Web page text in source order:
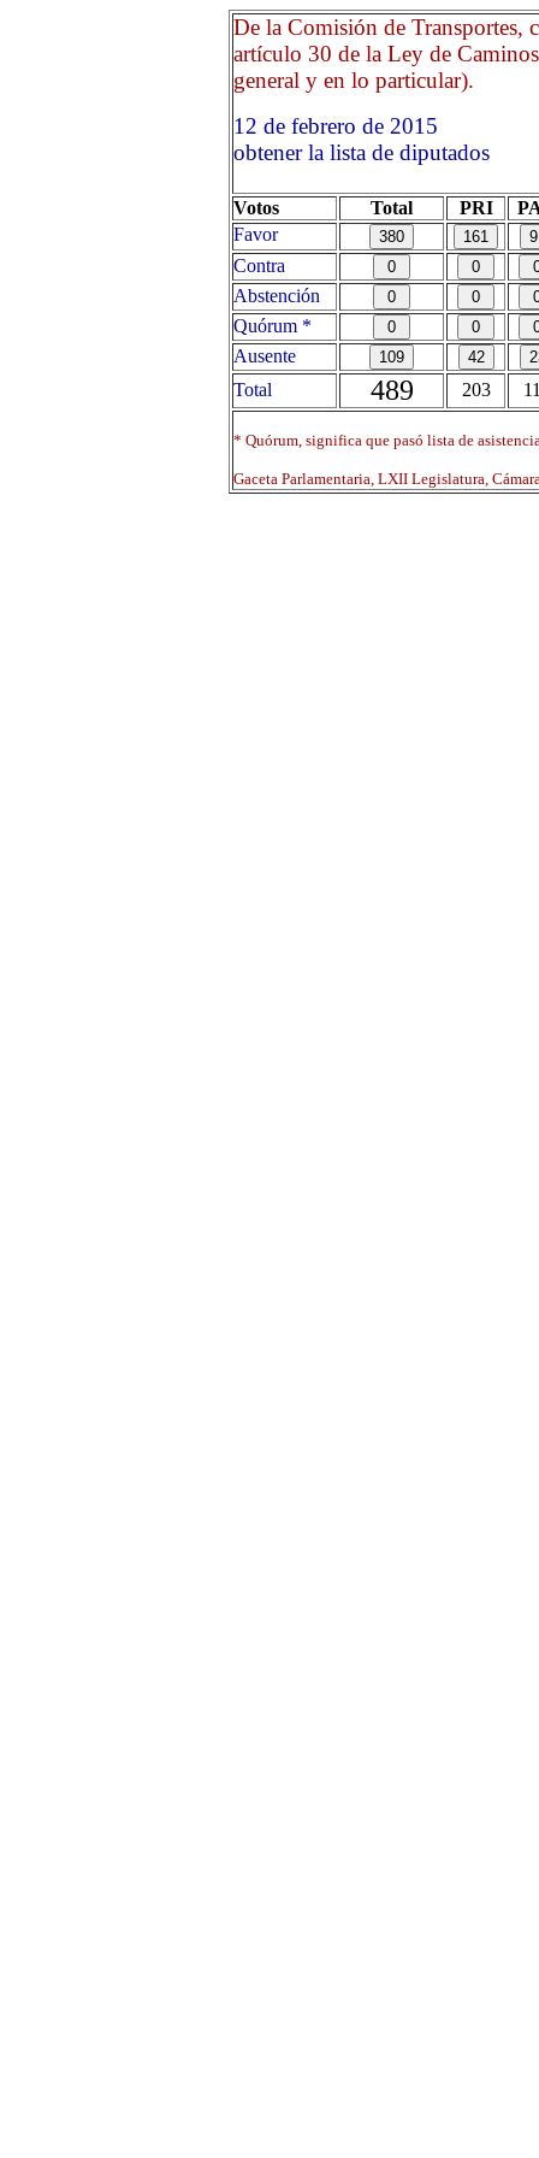
De la Comisión de Transportes,
artículo 30 de la Ley de
general y en lo particular).
12 de febrero de 2015
obtener la lista de diputados
Votos Total PRI
Favor
Contra
Abstención
Quórum *
Ausente
Total
489 203
* Quórum, significa que pasó lista de
Gaceta Parlamentaria, LXII Legislatura,